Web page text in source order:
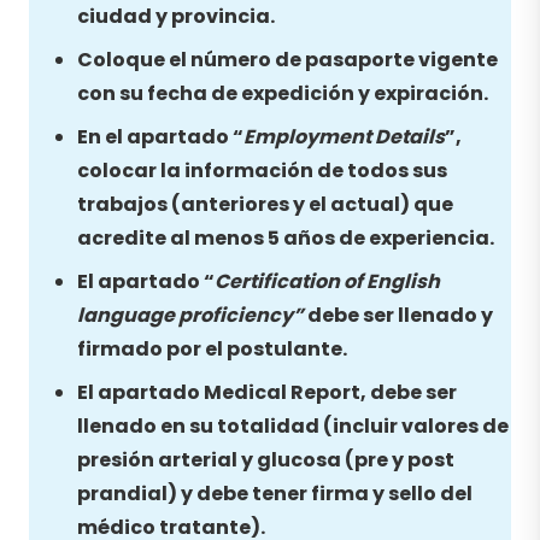
ciudad y provincia.
Coloque el número de pasaporte vigente
con su fecha de expedición y expiración.
En el apartado “Employment Details”,
colocar la información de todos sus
trabajos (anteriores y el actual) que
acredite al menos 5 años de experiencia.
El apartado “Certification of English
language proficiency”debe ser llenado y
firmado por el postulante.
El apartado Medical Report, debe ser
llenado en su totalidad (incluir valores de
presión arterial y glucosa (pre y post
prandial) y debe tener firma y sello del
médico tratante).